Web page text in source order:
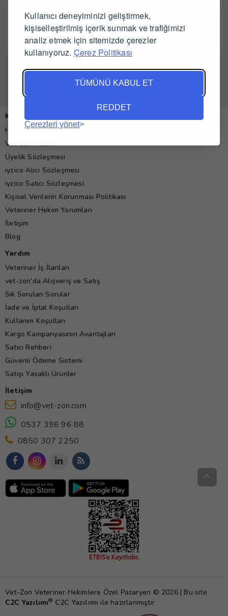
Kullanıcı deneyiminizi geliştirmek,
kişiselleştirilmiş içerik sunmak ve trafiğimizi
analiz etmek için sitemizde çerezler
kullanıyoruz. Çerez Politikası
TÜMÜNÜ KABUL ET
REDDET
Çerezleri yönet
Trommel 19cm
Tüm Satıcıları Gör
Buster Serviyet Bezi 45 x
60cm
Tüm Satıcıları Gör
Kurumsal
Hakkımızda
Vet-zon Nedir?
Üyelik Sözleşmesi
iyzico Alıcı Sözleşmesi
iyzico Satıcı Sözleşmesi
Kişisel Verilerin Korunması Politikası
Veteriner Hekim Yorumları
İletişim
Blog
Yardım
Veteriner İş İlanları
vet-zon'da Alışveriş ve Satış
Sık Sorulan Sorular
İade ve İptal Koşulları
Kullanım Koşulları
Kargo Kampanyasının Avantajları
Satıcı Rehberi
Güvenli Ödeme Sistemi
Satışı Yasaklı Ürünler
İletişim
info@vet-zon.com
0537 396 96 88
0850 307 2250
Vet-Zon Veteriner Hekimlere Özel Pazaryeri © 2026 | Bu site
C2C Yazılımı® C2C Yazılımı ile hazırlanmıştır